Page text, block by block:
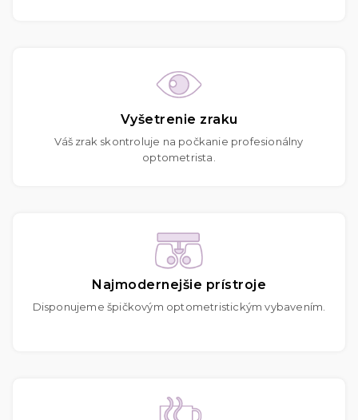
Vyšetrenie zraku
Váš zrak skontroluje na počkanie profesionálny
optometrista.
Najmodernejšie prístroje
Disponujeme špičkovým optometristickým vybavením.